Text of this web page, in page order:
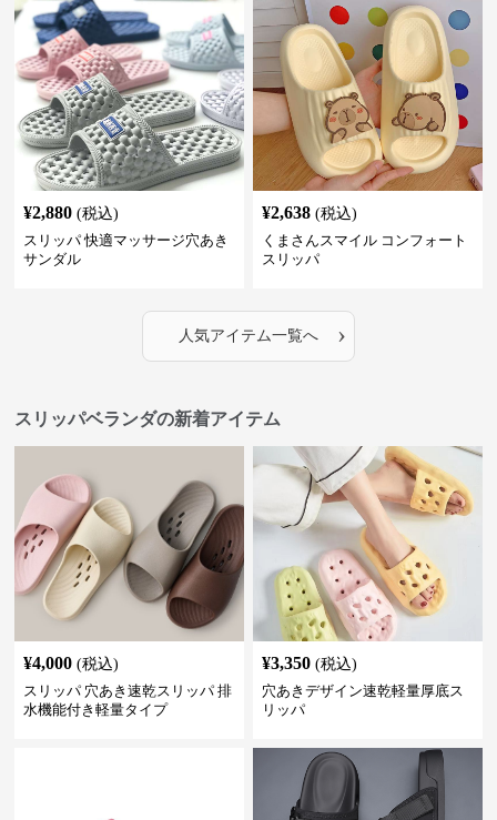
¥2,880 (税込)
スリッパ 快適マッサージ穴あき
サンダル
¥2,638 (税込)
くまさんスマイル コンフォート
スリッパ
人気アイテム一覧へ ›
スリッパベランダの新着アイテム
¥4,000 (税込)
スリッパ 穴あき速乾スリッパ 排
水機能付き軽量タイプ
¥3,350 (税込)
穴あきデザイン速乾軽量厚底ス
リッパ